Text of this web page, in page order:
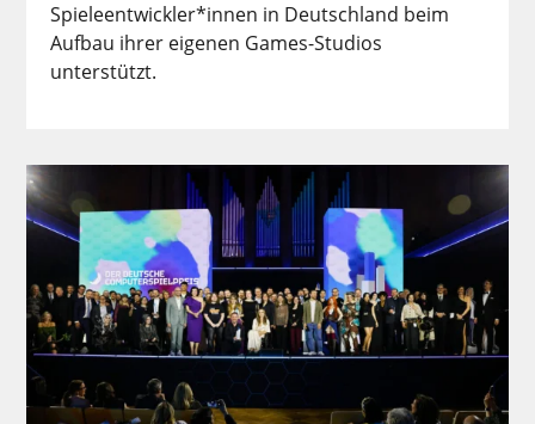
Spieleentwickler*innen in Deutschland beim
Aufbau ihrer eigenen Games-Studios
unterstützt.